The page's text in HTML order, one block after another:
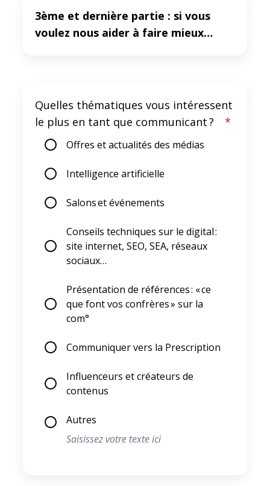
3ème et dernière partie : si vous
voulez nous aider à faire mieux…
Quelles thématiques vous intéressent
le plus en tant que communicant ?
*
Offres et actualités des médias
Intelligence artificielle
Salons et événements
Conseils techniques sur le digital :
site internet, SEO, SEA, réseaux
sociaux…
Présentation de références : « ce
que font vos confrères » sur la
com°
Communiquer vers la Prescription
Influenceurs et créateurs de
contenus
Autres